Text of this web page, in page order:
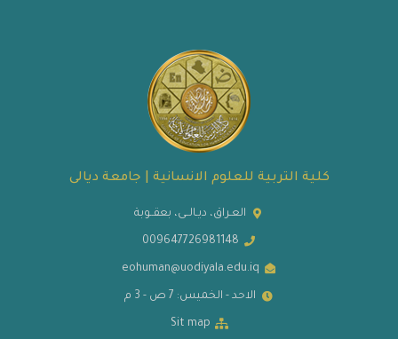
كلية التربية للعلوم الانسانية | جامعة ديالى
العـراق، ديـالــى، بعقــوبة
009647726981148
eohuman@uodiyala.edu.iq
الاحد - الخميس: 7 ص - 3 م
Sit map